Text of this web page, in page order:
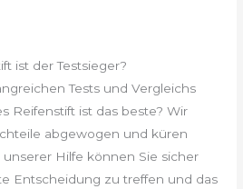
ist der Testsieger?
Tests und Vergleichs
Reifenstift ist das beste? Wir
abgewogen und küren
Hilfe können Sie sicher
Entscheidung zu treffen und das